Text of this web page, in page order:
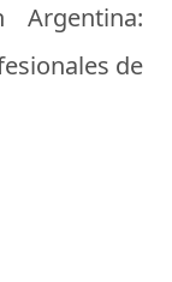
de